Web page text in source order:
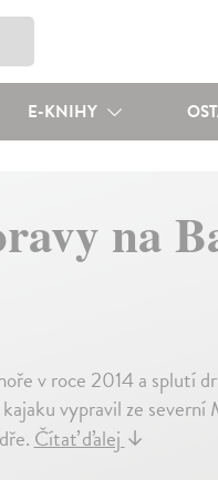
E-KNIHY
na
v roce 2014 a splutí
vypravil ze
Čítať ďalej↓